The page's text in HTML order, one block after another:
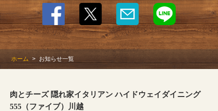
ホーム お知らせ一覧
肉とチーズ 隠れ家イタリアン ハイドウェイダイニング
555（ファイブ）川越